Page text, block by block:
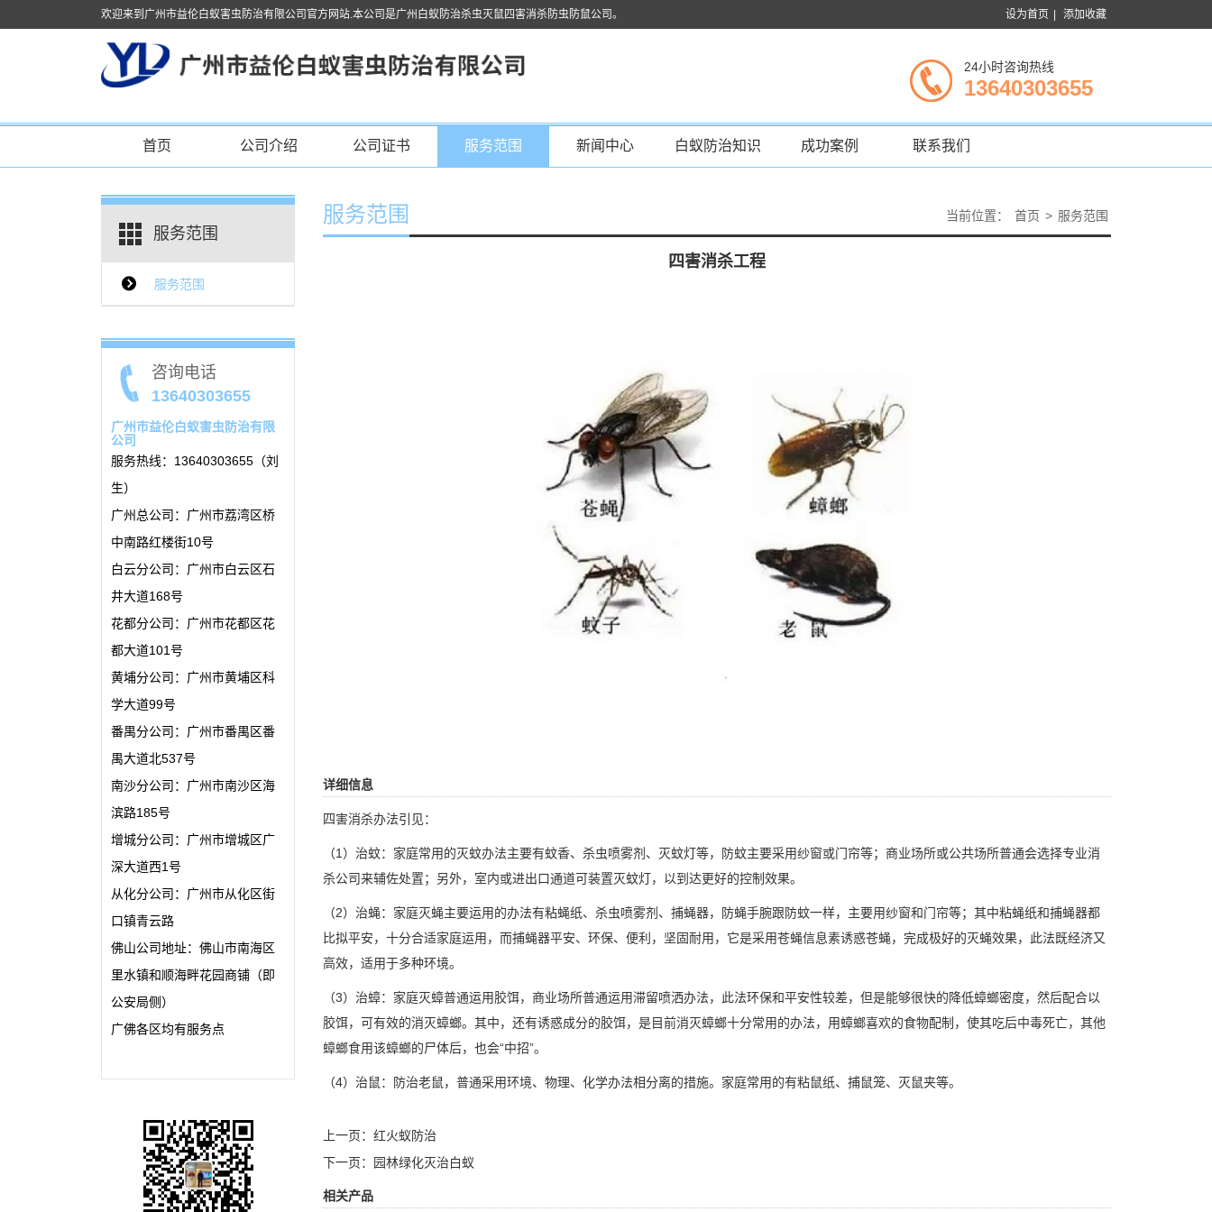
欢迎来到广州市益伦白蚁害虫防治有限公司官方网站.本公司是广州白蚁防治杀虫灭鼠四害消杀防虫防鼠公司。 设为首页 添加收藏
24小时咨询热线
13640303655
首页 公司介绍 公司证书 服务范围 新闻中心 白蚁防治知识 成功案例 联系我们
服务范围
服务范围
咨询电话
13640303655
广州市益伦白蚁害虫防治有限
公司
服务热线：13640303655（刘
生）
广州总公司：广州市荔湾区桥
中南路红楼街10号
白云分公司：广州市白云区石
井大道168号
花都分公司：广州市花都区花
都大道101号
黄埔分公司：广州市黄埔区科
学大道99号
番禺分公司：广州市番禺区番
禺大道北537号
南沙分公司：广州市南沙区海
滨路185号
增城分公司：广州市增城区广
深大道西1号
从化分公司：广州市从化区街
口镇青云路
佛山公司地址：佛山市南海区
里水镇和顺海畔花园商铺（即
公安局侧）
广佛各区均有服务点
服务范围 当前位置： 首页 > 服务范围
四害消杀工程
详细信息
四害消杀办法引见：
（1）治蚊：家庭常用的灭蚊办法主要有蚊香、杀虫喷雾剂、灭蚊灯等，防蚊主要采用纱窗或门帘等；商业场所或公共场所普通会选择专业消
杀公司来辅佐处置；另外，室内或进出口通道可装置灭蚊灯，以到达更好的控制效果。
（2）治蝇：家庭灭蝇主要运用的办法有粘蝇纸、杀虫喷雾剂、捕蝇器，防蝇手腕跟防蚊一样，主要用纱窗和门帘等；其中粘蝇纸和捕蝇器都
比拟平安，十分合适家庭运用，而捕蝇器平安、环保、便利，坚固耐用，它是采用苍蝇信息素诱惑苍蝇，完成极好的灭蝇效果，此法既经济又
高效，适用于多种环境。
（3）治蟑：家庭灭蟑普通运用胶饵，商业场所普通运用滞留喷洒办法，此法环保和平安性较差，但是能够很快的降低蟑螂密度，然后配合以
胶饵，可有效的消灭蟑螂。其中，还有诱惑成分的胶饵，是目前消灭蟑螂十分常用的办法，用蟑螂喜欢的食物配制，使其吃后中毒死亡，其他
蟑螂食用该蟑螂的尸体后，也会“中招”。
（4）治鼠：防治老鼠，普通采用环境、物理、化学办法相分离的措施。家庭常用的有粘鼠纸、捕鼠笼、灭鼠夹等。
上一页：红火蚁防治
下一页： 园林绿化灭治白蚁
相关产品